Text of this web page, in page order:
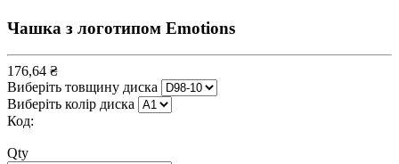
Чашка з логотипом Emotions
176,64 ₴
Виберіть товщину диска
Виберіть колір диска
Код:
Qty